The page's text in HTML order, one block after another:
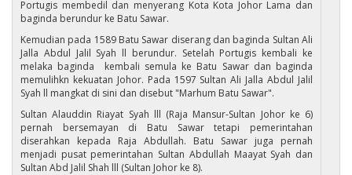
Portugis membedil dan menyerang Kota Kota Johor Lama dan
baginda berundur ke Batu Sawar.
Kemudian pada 1589 Batu Sawar diserang dan baginda Sultan Ali
Jalla Abdul Jalil Syah ll berundur. Setelah Portugis kembali ke
melaka baginda kembali semula ke Batu Sawar dan baginda
memulihkn kekuatan Johor. Pada 1597 Sultan Ali Jalla Abdul Jalil
Syah ll mangkat di sini dan disebut "Marhum Batu Sawar".
Sultan Alauddin Riayat Syah lll (Raja Mansur-Sultan Johor ke 6)
pernah bersemayan di Batu Sawar tetapi pemerintahan
diserahkan kepada Raja Abdullah. Batu Sawar juga pernah
menjadi pusat pemerintahan Sultan Abdullah Maayat Syah dan
Sultan Abd Jalil Shah lll (Sultan Johor ke 8).